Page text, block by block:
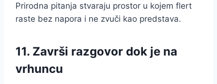
Prirodna pitanja stvaraju prostor u kojem flert
raste bez napora i ne zvuči kao predstava.
11. Završi razgovor dok je na
vrhuncu